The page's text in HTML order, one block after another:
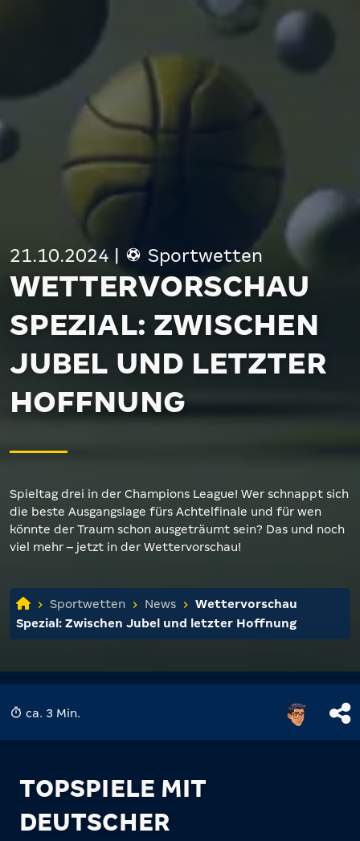
21.10.2024 Sportwetten
WETTERVORSCHAU
SPEZIAL: ZWISCHEN
JUBEL UND LETZTER
HOFFNUNG
Spieltag drei in der Champions League! Wer schnappt sich
die beste Ausgangslage fürs Achtelfinale und für wen
könnte der Traum schon ausgeträumt sein? Das und noch
viel mehr – jetzt in der Wettervorschau!
Sportwetten News
Wettervorschau
Spezial: Zwischen Jubel und letzter Hoffnung
ca. 3 Min.
TOPSPIELE MIT
DEUTSCHER